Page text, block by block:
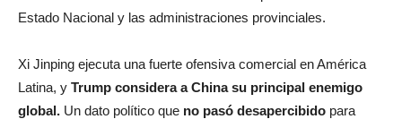
Estado Nacional y las administraciones provinciales.
Xi Jinping ejecuta una fuerte ofensiva comercial en América
Latina, y Trump considera a China su principal enemigo
global. Un dato político que no pasó desapercibido para